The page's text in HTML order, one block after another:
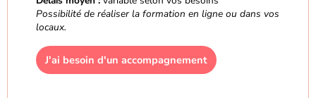
Possibilité de réaliser la formation en ligne ou dans vos
locaux.
J'ai besoin d'un accompagnement